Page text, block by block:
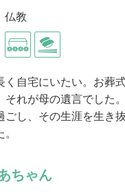
仏教
く自宅にいたい。お葬
それが母の遺言でした
し、その生涯を生き
ちゃん